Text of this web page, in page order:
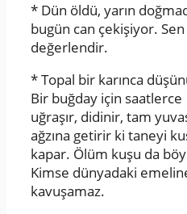
* Dün öldü, yarın
bugün can çekişiyor. Sen
değerlendir.
* Topal bir karınca
Bir buğday için saatlerce
uğraşır, didinir, tam
ağzına getirir ki taneyi
kapar. Ölüm kuşu da
Kimse dünyadaki
kavuşamaz.